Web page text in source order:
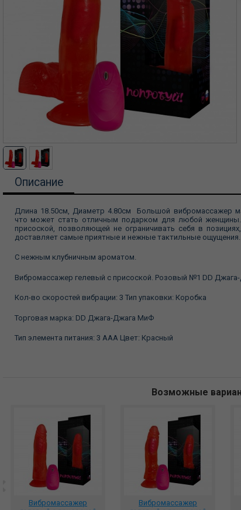
Описание
Длина 18.50см, Диаметр 4.80см Большой вибромассажер
что может стать отличным подарком для любой
присоской, позволяющей не ограничивать себя в
доставляет самые приятные и нежные тактильные ощущения.
С нежным клубничным ароматом.
Вибромассажер гелевый с присоской. Розовый №1 DD
Кол-во скоростей вибрации: 3 Тип упаковки: Коробка
Торговая марка: DD Джага-Джага МиФ
Тип элемента питания: 3 ААА Цвет: Красный
Возможные
Вибромассажер
Вибромассажер